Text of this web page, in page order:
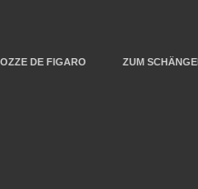
DE FIGARO ZUM